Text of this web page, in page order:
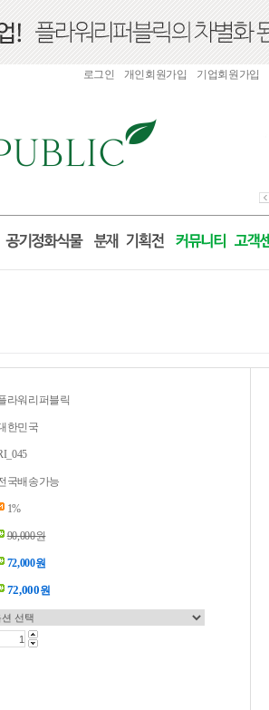
로그인 개인회원가입 기업회원가입
라워리퍼블릭
한민국
국배송가능
1%
90,000원
72,000원
72,000원